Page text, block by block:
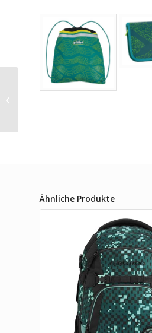
Ähnliche Produkte
Satch Pack
Schulrucksack Set 7tlg.